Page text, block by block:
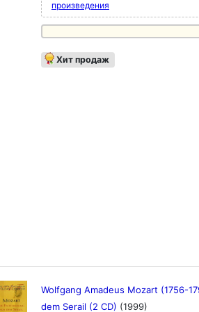
произведения
Хит продаж
Wolfgang Amadeus Mozart (1756-
dem Serail (2 CD) (1999)